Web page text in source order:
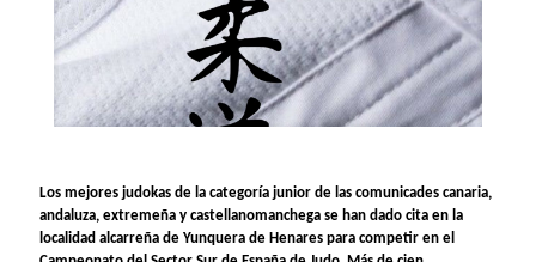
Los mejores judokas de la categoría junior de las comunicades canaria,
andaluza, extremeña y castellanomanchega se han dado cita en la
localidad alcarreña de Yunquera de Henares para competir en el